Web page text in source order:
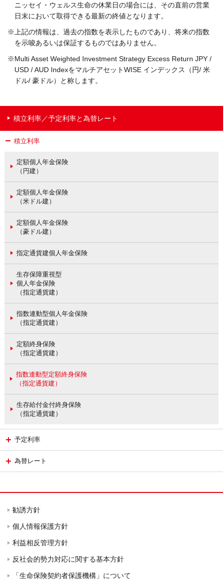
ニッセイ・ウェルス生命の休業日の場合には、その直前の営業
日末において取得できる最新の終値となります。
※上記の情報は、過去の指数を表示したものであり、将来の指数
を示唆あるいは保証するものではありません。
※Multi Asset Weighted Investment Strategy Excess Return JPY /
USD / AUD IndexをマルチアセットWISE インデックス（円/ 米
ドル/ 豪ドル）と称します。
積立利率／予定利率と為替レート
積立利率
定額個人年金保険
（円建）
定額個人年金保険
（米ドル建）
定額個人年金保険
（豪ドル建）
指定通貨建個人年金保険
生存保障重視型
個人年金保険
（指定通貨建）
指数連動型個人年金保険
（指定通貨建）
定額終身保険
（指定通貨建）
指数連動型定額終身保険
（指定通貨建）
生存給付金付終身保険
（指定通貨建）
予定利率
為替レート
勧誘方針
個人情報保護方針
利益相反管理方針
反社会的勢力対応に関する基本方針
「生命保険契約者保護機構」について